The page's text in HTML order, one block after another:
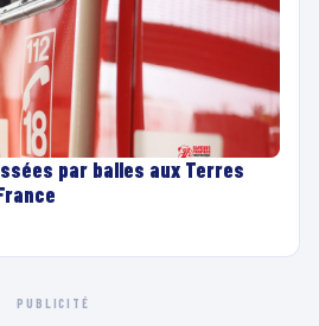
par balles aux Terres
PUBLICITÉ